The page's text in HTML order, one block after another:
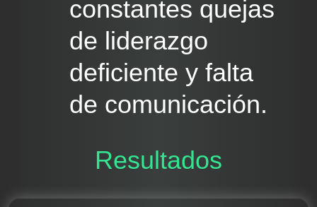
constantes quejas
de liderazgo
deficiente y falta
de comunicación.
Resultados